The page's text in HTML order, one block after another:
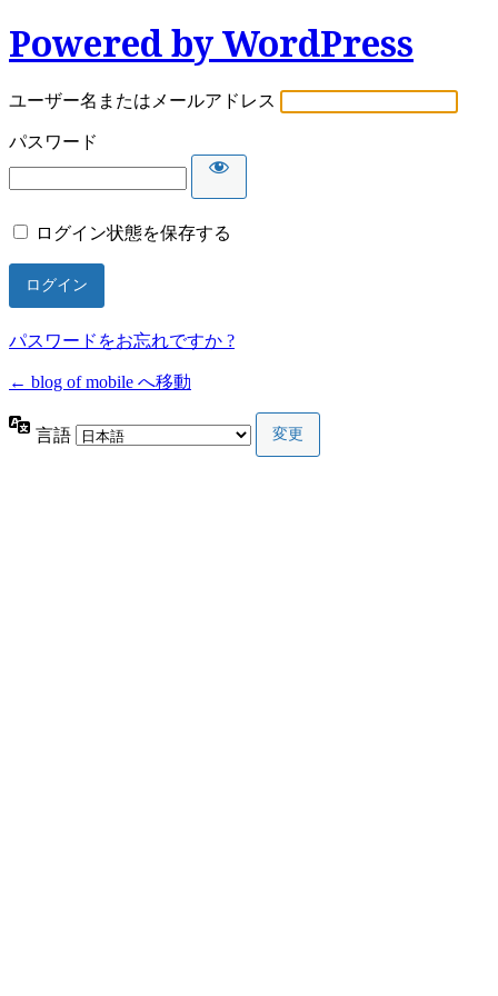
Powered by WordPress
ユーザー名またはメールアドレス
パスワード
ログイン状態を保存する
パスワードをお忘れですか ?
← blog of mobile へ移動
言語